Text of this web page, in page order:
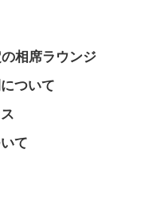
相席ラウンジ
ついて
て